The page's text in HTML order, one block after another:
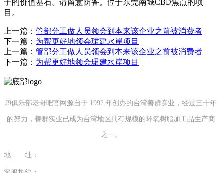
子的价值基石。请留意防备。位于东莞南城CBD焦点的项
目。
上一篇： 管部分工做人员领会到本来该企业之前被消费者
下一篇： 为帮更好地领会珺建水岸项目
上一篇： 管部分工做人员领会到本来该企业之前被消费者
下一篇： 为帮更好地领会珺建水岸项目
J9俱乐部老哥吧官网源自于 1992 年创办的台湾善群实业，经过三十年
的努力，善群实业已成为台湾地区具有规模的环氧树脂加工品生产商
之一。
地 址：